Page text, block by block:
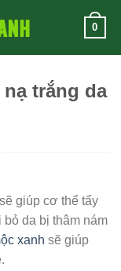
0
trắng da
giúp cơ thể tẩy
bỏ da bị thâm nám
xanh sẽ giúp